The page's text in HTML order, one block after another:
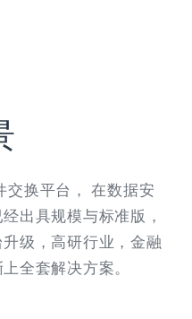
交换平台， 在数据安
出具规模与标准版，
级，高研行业，金融
全套解决方案。